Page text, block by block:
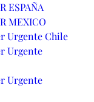
ESPAÑA
MEXICO
Urgente Chile
Urgente
Urgente